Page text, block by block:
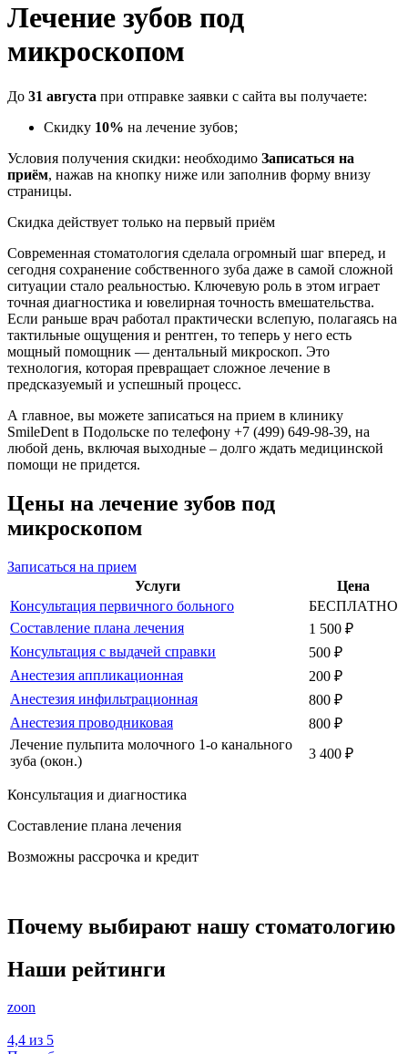
Лечение зубов под
микроскопом
До 31 августа при отправке заявки с сайта вы получаете:
Скидку 10% на лечение зубов;
Условия получения скидки: необходимо Записаться на
приём, нажав на кнопку ниже или заполнив форму внизу
страницы.
Скидка действует только на первый приём
Современная стоматология сделала огромный шаг вперед, и
сегодня сохранение собственного зуба даже в самой сложной
ситуации стало реальностью. Ключевую роль в этом играет
точная диагностика и ювелирная точность вмешательства.
Если раньше врач работал практически вслепую, полагаясь на
тактильные ощущения и рентген, то теперь у него есть
мощный помощник — дентальный микроскоп. Это
технология, которая превращает сложное лечение в
предсказуемый и успешный процесс.
А главное, вы можете записаться на прием в клинику
SmileDent в Подольске по телефону +7 (499) 649-98-39, на
любой день, включая выходные – долго ждать медицинской
помощи не придется.
Цены на лечение зубов под
микроскопом
Записаться на прием
Услуги
Цена
Консультация первичного больного
БЕСПЛАТНО
Составление плана лечения
1 500 ₽
Консультация с выдачей справки
500 ₽
Анестезия аппликационная
200 ₽
Анестезия инфильтрационная
800 ₽
Анестезия проводниковая
800 ₽
Лечение пульпита молочного 1-о канального
зуба (окон.)
3 400 ₽
Консультация и диагностика
Составление плана лечения
Возможны рассрочка и кредит
Почему выбирают нашу стоматологию
Наши рейтинги
zoon
4,4 из 5